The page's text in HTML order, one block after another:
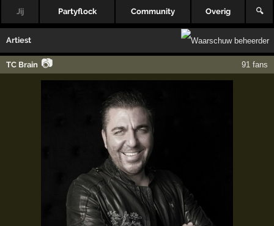
Jij Partyflock Community Overig 🔍
Artiest
TC Brain 📷 91 fans